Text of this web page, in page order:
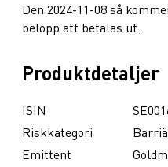
Den 2024-11-08 så
belopp att betalas ut.
Produktdetaljer
ISIN
Riskkategori
Emittent